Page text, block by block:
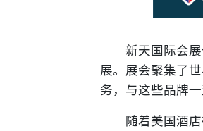
新天国际会展
展。展会聚集了
务，与这些品牌
随着美国酒店